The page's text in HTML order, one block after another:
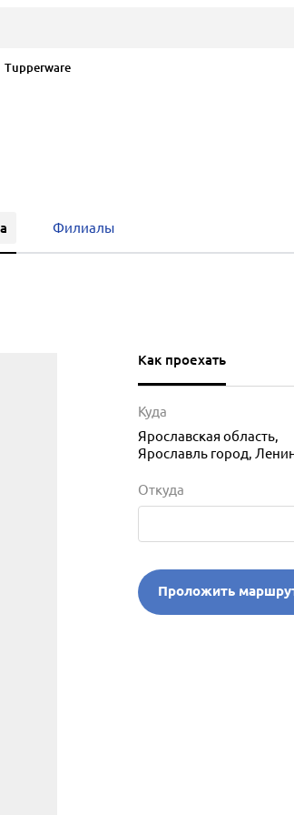
Филиалы
Как проехать
Куда
Ярославская область,
Ярославль город,
Откуда
Проложить